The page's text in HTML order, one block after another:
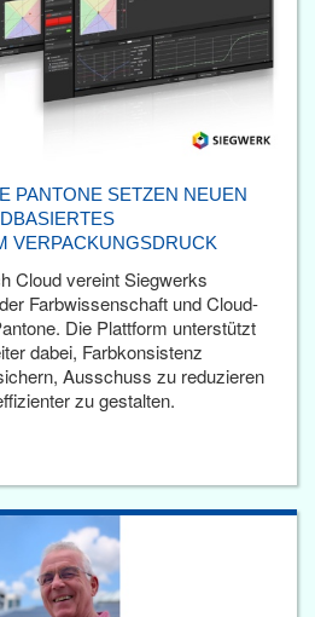
PANTONE SETZEN NEUEN
F
Cloud vereint Siegwerks
Farbwissenschaft und Cloud-
Die Plattform unterstützt
dabei, Farbkonsistenz
Ausschuss zu reduzieren
zu gestalten.